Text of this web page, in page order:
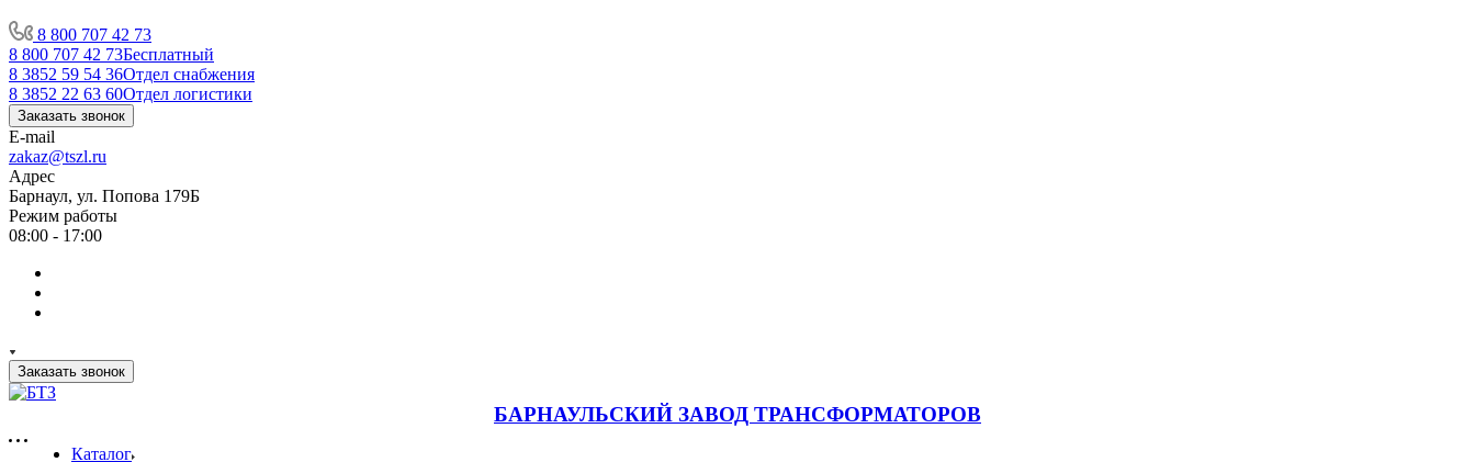
8 800 707 42 73
8 800 707 42 73Бесплатный
8 3852 59 54 36Отдел снабжения
8 3852 22 63 60Отдел логистики
Заказать звонок
E-mail
zakaz@tszl.ru
Адрес
Барнаул, ул. Попова 179Б
Режим работы
08:00 - 17:00
Заказать звонок
БАРНАУЛЬСКИЙ ЗАВОД ТРАНСФОРМАТОРОВ
Каталог